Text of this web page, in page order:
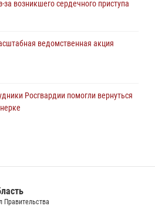
ведомственная акция
спецназа Росгвардии
обороте наркотиков
возникшего сердечного приступа
ведомственная акция
Росгвардии помогли вернуться
1
Правительства